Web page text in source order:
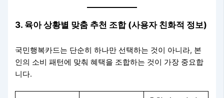
3. 육아 상황별 맞춤 추천 조합 (사용자 친화적 정보)
국민행복카드는 단순히 하나만 선택하는 것이 아니라, 본
인의 소비 패턴에 맞춰 혜택을 조합하는 것이 가장 중요합
니다.